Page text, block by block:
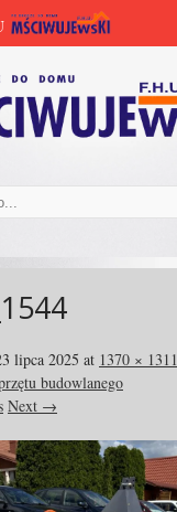
lipca 2025 at 1370 × 1311
budowlanego
Next →